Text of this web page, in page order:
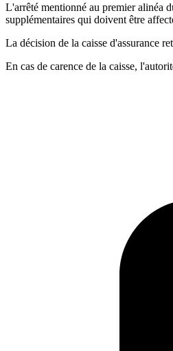
L'arrêté mentionné au premier alinéa
supplémentaires qui doivent être
La décision de la caisse d'assurance
En cas de carence de la caisse,